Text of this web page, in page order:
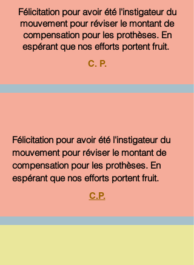
Félicitation pour avoir été l'instigateur du
mouvement pour réviser le montant de
compensation pour les prothèses. En
espérant que nos efforts portent fruit.
C. P.
Félicitation pour avoir été l'instigateur du
mouvement pour réviser le montant de
compensation pour les prothèses. En
espérant que nos efforts portent fruit.
C.P.